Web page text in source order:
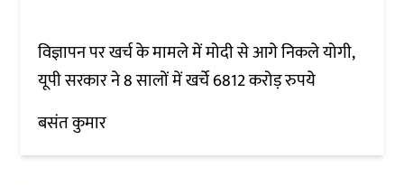
विज्ञापन पर खर्च के मामले में मोदी से आगे निकले योगी,
यूपी सरकार ने 8 सालों में खर्चे 6812 करोड़ रुपये
बसंत कुमार